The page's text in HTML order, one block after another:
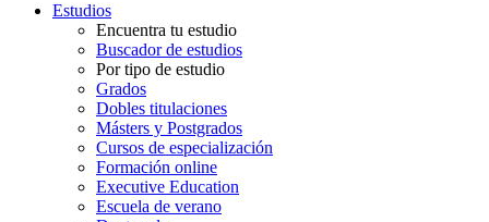
Estudios
Encuentra tu estudio
Buscador de estudios
Por tipo de estudio
Grados
Dobles titulaciones
Másters y Postgrados
Cursos de especialización
Formación online
Executive Education
Escuela de verano